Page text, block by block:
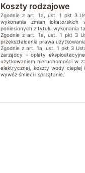
Koszty rodzajowe
Zgodnie z art. 1a, ust. 1 pkt 3
wykonania zmian
poniesionych z tytułu wykonania
Zgodnie z art. 1a, ust. 1 pkt 3
przekształcenia prawa
Zgodnie z art. 1a, ust. 1 pkt 3
zarządcy – opłaty
użytkowaniem nieruchomości w
elektrycznej, koszty wody
wywóz śmieci i sprzątanie.